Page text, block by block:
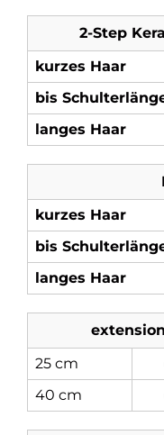
2-Step
kurzes Haar
bis
langes Haar
kurzes Haar
bis
langes Haar
25 cm
40 cm